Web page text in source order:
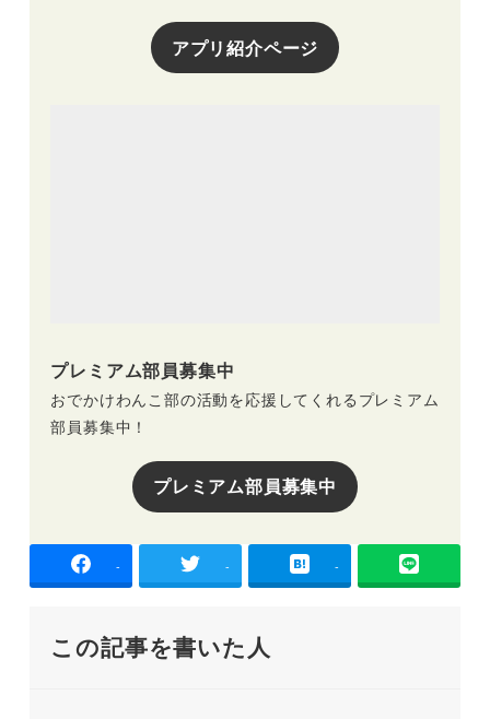
アプリ紹介ページ
プレミアム部員募集中
おでかけわんこ部の活動を応援してくれるプレミアム
部員募集中！
プレミアム部員募集中
- - -
この記事を書いた人